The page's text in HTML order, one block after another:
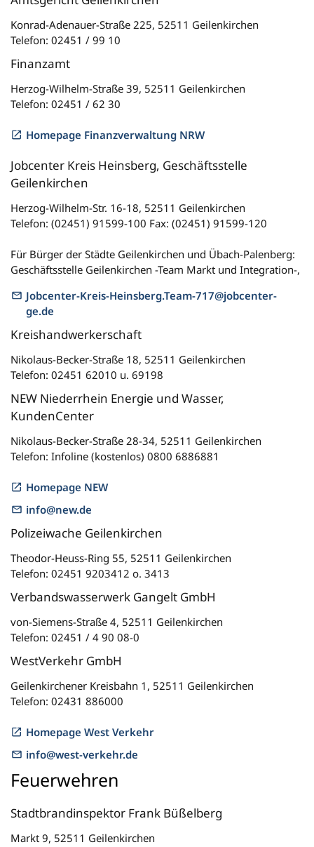
Konrad-Adenauer-Straße 225, 52511 Geilenkirchen
Telefon: 02451 / 99 10
Finanzamt
Herzog-Wilhelm-Straße 39, 52511 Geilenkirchen
Telefon: 02451 / 62 30
Homepage Finanzverwaltung NRW
Jobcenter Kreis Heinsberg, Geschäftsstelle
Geilenkirchen
Herzog-Wilhelm-Str. 16-18, 52511 Geilenkirchen
Telefon: (02451) 91599-100 Fax: (02451) 91599-120
Für Bürger der Städte Geilenkirchen und Übach-Palenberg:
Geschäftsstelle Geilenkirchen -Team Markt und Integration-,
Jobcenter-Kreis-Heinsberg.Team-717@jobcenter-
ge.de
Kreishandwerkerschaft
Nikolaus-Becker-Straße 18, 52511 Geilenkirchen
Telefon: 02451 62010 u. 69198
NEW Niederrhein Energie und Wasser,
KundenCenter
Nikolaus-Becker-Straße 28-34, 52511 Geilenkirchen
Telefon: Infoline (kostenlos) 0800 6886881
Homepage NEW
info@new.de
Polizeiwache Geilenkirchen
Theodor-Heuss-Ring 55, 52511 Geilenkirchen
Telefon: 02451 9203412 o. 3413
Verbandswasserwerk Gangelt GmbH
von-Siemens-Straße 4, 52511 Geilenkirchen
Telefon: 02451 / 4 90 08-0
WestVerkehr GmbH
Geilenkirchener Kreisbahn 1, 52511 Geilenkirchen
Telefon: 02431 886000
Homepage West Verkehr
info@west-verkehr.de
Feuerwehren
Stadtbrandinspektor Frank Büßelberg
Markt 9, 52511 Geilenkirchen